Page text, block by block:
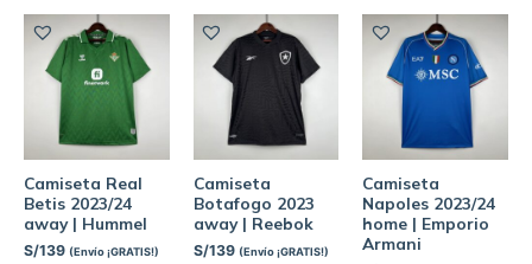
Camiseta Real
Betis 2023/24
away | Hummel
S/139 (Envío ¡GRATIS!)
Camiseta
Botafogo 2023
away | Reebok
S/139 (Envío ¡GRATIS!)
Camiseta
Napoles 2023/24
home | Emporio
Armani